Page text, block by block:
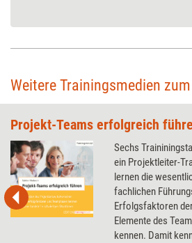
Weitere Trainingsmedien
Sechs
ein Projektleiter-
lernen die
fachlichen
Erfolgsfaktoren
Elemente des
kennen. Damit